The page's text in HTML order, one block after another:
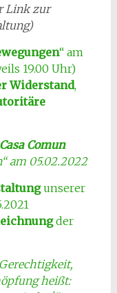
Link zur
“ am
19.00 Uhr)
Widerstand,
Comun
am 05.02.2022
unserer
der
heißt: